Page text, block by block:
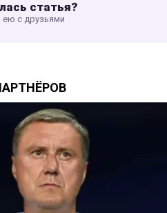
статья?
ею с друзьями